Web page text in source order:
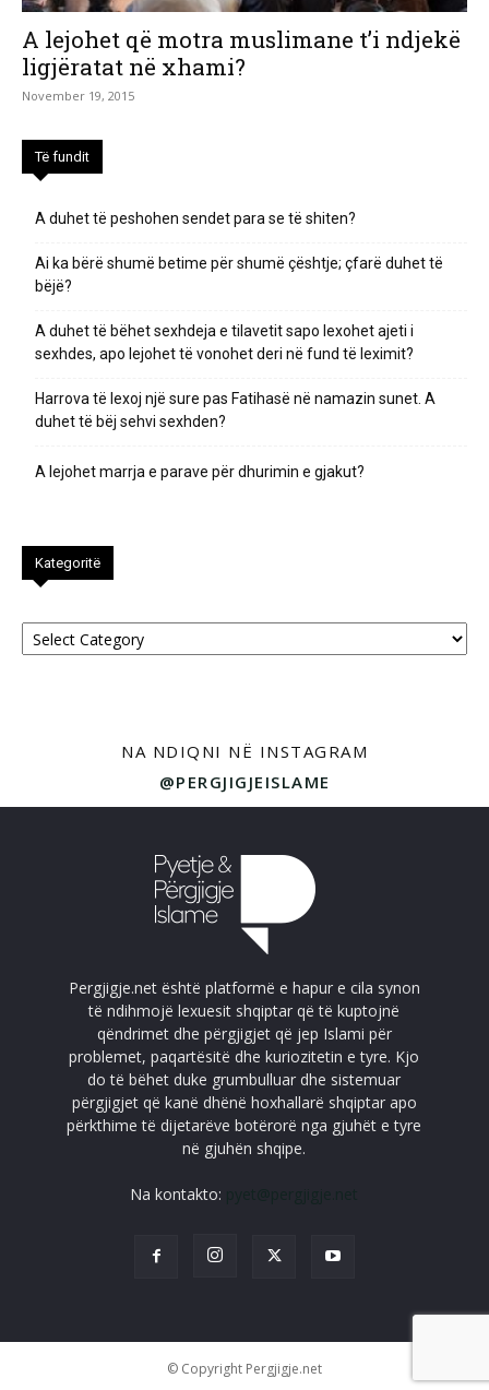
A lejohet që motra muslimane t’i ndjekë
ligjëratat në xhami?
November 19, 2015
Të fundit
A duhet të peshohen sendet para se të shiten?
Ai ka bërë shumë betime për shumë çështje; çfarë duhet të
bëjë?
A duhet të bëhet sexhdeja e tilavetit sapo lexohet ajeti i
sexhdes, apo lejohet të vonohet deri në fund të leximit?
Harrova të lexoj një sure pas Fatihasë në namazin sunet. A
duhet të bëj sehvi sexhden?
A lejohet marrja e parave për dhurimin e gjakut?
Kategoritë
Kategoritë
NA NDIQNI NË INSTAGRAM
@PERGJIGJEISLAME
Pergjigje.net është platformë e hapur e cila synon
të ndihmojë lexuesit shqiptar që të kuptojnë
qëndrimet dhe përgjigjet që jep Islami për
problemet, paqartësitë dhe kuriozitetin e tyre. Kjo
do të bëhet duke grumbulluar dhe sistemuar
përgjigjet që kanë dhënë hoxhallarë shqiptar apo
përkthime të dijetarëve botërorë nga gjuhët e tyre
në gjuhën shqipe.
Na kontakto:
© Copyright Pergjigje.net